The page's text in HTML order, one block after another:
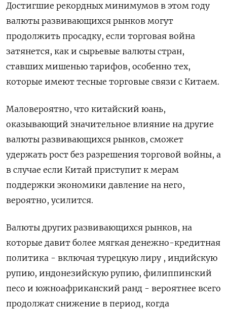
Достигшие рекордных минимумов в этом году
валюты развивающихся рынков могут
продолжить просадку, если торговая война
затянется, как и сырьевые валюты стран,
ставших мишенью тарифов, особенно тех,
которые имеют тесные торговые связи с Китаем.
Маловероятно, что китайский юань,
оказывающий значительное влияние на другие
валюты развивающихся рынков, сможет
удержать рост без разрешения торговой войны, а
в случае если Китай приступит к мерам
поддержки экономики давление на него,
вероятно, усилится.
Валюты других развивающихся рынков, на
которые давит более мягкая денежно-кредитная
политика - включая турецкую лиру , индийскую
рупию, индонезийскую рупию, филиппинский
песо и южноафриканский ранд - вероятнее всего
продолжат снижение в период, когда